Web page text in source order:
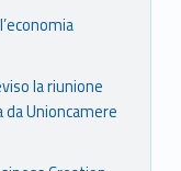
la riunione
da Unioncamere